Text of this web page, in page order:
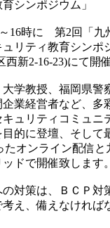
シンポジウム」
16時に 第2回「九
ュリティ教育シンポ
新2-16-23)にて開
学教授、福岡県警
業経営者など、多
ュリティコミュニ
的に登壇、そして
たオンライン配信
ドで開催致します。
対策は、ＢＣＰ対
え、備えなければ